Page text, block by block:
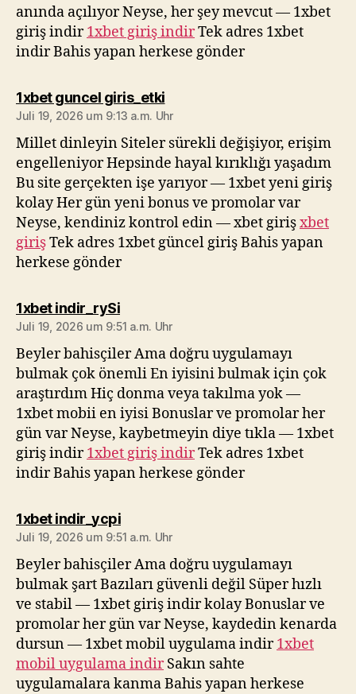
anında açılıyor Neyse, her şey mevcut — 1xbet
giriş indir1xbet giriş indirTek adres 1xbet
indir Bahis yapan herkese gönder
1xbet guncel giris_etkisagt:
Juli 19, 2026 um 9:13 a.m. Uhr
Millet dinleyin Siteler sürekli değişiyor, erişim
engelleniyor Hepsinde hayal kırıklığı yaşadım
Bu site gerçekten işe yarıyor — 1xbet yeni giriş
kolay Her gün yeni bonus ve promolar var
Neyse, kendiniz kontrol edin — xbet girişxbet
girişTek adres 1xbet güncel giriş Bahis yapan
herkese gönder
1xbet indir_rySisagt:
Juli 19, 2026 um 9:51 a.m. Uhr
Beyler bahisçiler Ama doğru uygulamayı
bulmak çok önemli En iyisini bulmak için çok
araştırdım Hiç donma veya takılma yok —
1xbet mobii en iyisi Bonuslar ve promolar her
gün var Neyse, kaybetmeyin diye tıkla — 1xbet
giriş indir1xbet giriş indirTek adres 1xbet
indir Bahis yapan herkese gönder
1xbet indir_ycpisagt:
Juli 19, 2026 um 9:51 a.m. Uhr
Beyler bahisçiler Ama doğru uygulamayı
bulmak şart Bazıları güvenli değil Süper hızlı
ve stabil — 1xbet giriş indir kolay Bonuslar ve
promolar her gün var Neyse, kaydedin kenarda
dursun — 1xbet mobil uygulama indir1xbet
mobil uygulama indirSakın sahte
uygulamalara kanma Bahis yapan herkese